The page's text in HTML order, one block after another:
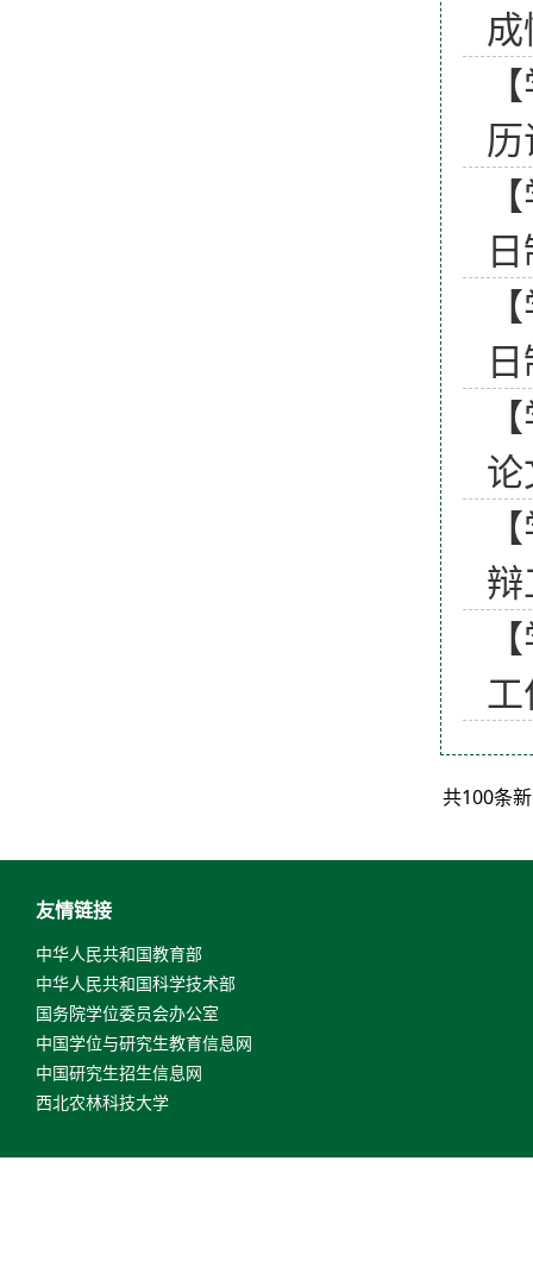
共100条
友情链接
中华人民共和国教育部
中华人民共和国科学技术部
国务院学位委员会办公室
中国学位与研究生教育信息网
中国研究生招生信息网
西北农林科技大学